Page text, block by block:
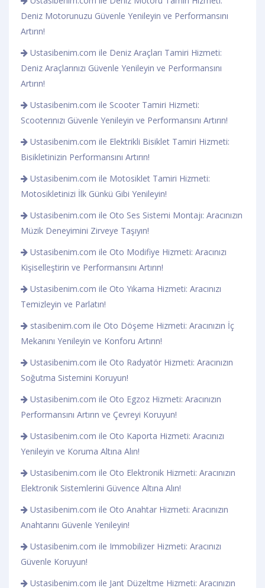
Deniz Motorunuzu Güvenle Yenileyin ve Performansını
Artırın!
Ustasibenim.com ile Deniz Araçları Tamiri Hizmeti:
Deniz Araçlarınızı Güvenle Yenileyin ve Performansını
Artırın!
Ustasibenim.com ile Scooter Tamiri Hizmeti:
Scooterınızı Güvenle Yenileyin ve Performansını Artırın!
Ustasibenim.com ile Elektrikli Bisiklet Tamiri Hizmeti:
Bisikletinizin Performansını Artırın!
Ustasibenim.com ile Motosiklet Tamiri Hizmeti:
Motosikletinizi İlk Günkü Gibi Yenileyin!
Ustasibenim.com ile Oto Ses Sistemi Montajı: Aracınızın
Müzik Deneyimini Zirveye Taşıyın!
Ustasibenim.com ile Oto Modifiye Hizmeti: Aracınızı
Kişiselleştirin ve Performansını Artırın!
Ustasibenim.com ile Oto Yıkama Hizmeti: Aracınızı
Temizleyin ve Parlatın!
stasibenim.com ile Oto Döşeme Hizmeti: Aracınızın İç
Mekanını Yenileyin ve Konforu Artırın!
Ustasibenim.com ile Oto Radyatör Hizmeti: Aracınızın
Soğutma Sistemini Koruyun!
Ustasibenim.com ile Oto Egzoz Hizmeti: Aracınızın
Performansını Artırın ve Çevreyi Koruyun!
Ustasibenim.com ile Oto Kaporta Hizmeti: Aracınızı
Yenileyin ve Koruma Altına Alın!
Ustasibenim.com ile Oto Elektronik Hizmeti: Aracınızın
Elektronik Sistemlerini Güvence Altına Alın!
Ustasibenim.com ile Oto Anahtar Hizmeti: Aracınızın
Anahtarını Güvenle Yenileyin!
Ustasibenim.com ile Immobilizer Hizmeti: Aracınızı
Güvenle Koruyun!
Ustasibenim.com ile Jant Düzeltme Hizmeti: Aracınızın